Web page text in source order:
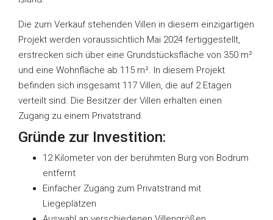
Die zum Verkauf stehenden Villen in diesem einzigartigen
Projekt werden voraussichtlich Mai 2024 fertiggestellt,
erstrecken sich über eine Grundstücksfläche von 350 m²
und eine Wohnfläche ab 115 m². In diesem Projekt
befinden sich insgesamt 117 Villen, die auf 2 Etagen
verteilt sind. Die Besitzer der Villen erhalten einen
Zugang zu einem Privatstrand.
Gründe zur Investition:
12 Kilometer von der berühmten Burg von Bodrum
entfernt
Einfacher Zugang zum Privatstrand mit
Liegeplätzen